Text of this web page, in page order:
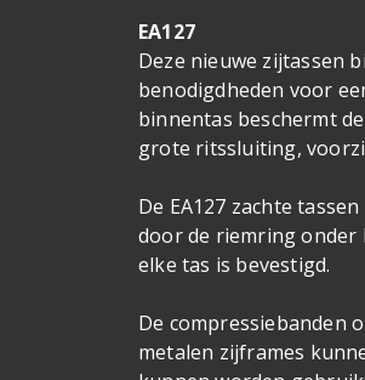
EA127
Deze nieuwe zijtassen
benodigdheden voor
binnentas beschermt
grote ritssluiting,
De EA127 zachte
door de riemring onder
elke tas is bevestigd.
De compressiebanden
metalen zijframes